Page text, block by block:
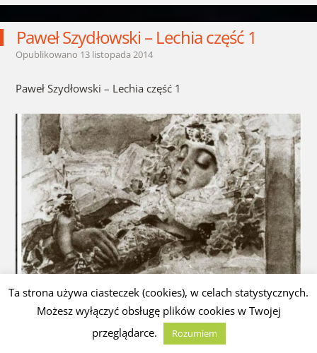
Paweł Szydłowski – Lechia część 1
Opublikowano 13 listopada 2014
Paweł Szydłowski – Lechia część 1
Ta strona używa ciasteczek (cookies), w celach statystycznych.
Możesz wyłączyć obsługę plików cookies w Twojej
przeglądarce.
Rozumiem